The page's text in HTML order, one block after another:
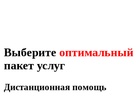
Выберите оптимальный
пакет услуг
Дистанционная помощь